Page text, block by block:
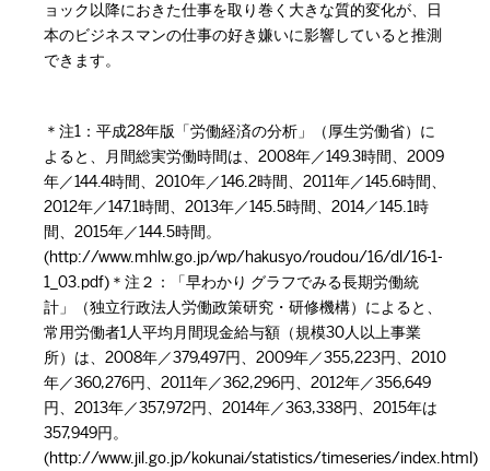
ョック以降におきた仕事を取り巻く大きな質的変化が、日
本のビジネスマンの仕事の好き嫌いに影響していると推測
できます。
＊注1：平成28年版「労働経済の分析」（厚生労働省）に
よると、月間総実労働時間は、2008年／149.3時間、2009
年／144.4時間、2010年／146.2時間、2011年／145.6時間、
2012年／147.1時間、2013年／145.5時間、2014／145.1時
間、2015年／144.5時間。
(http://www.mhlw.go.jp/wp/hakusyo/roudou/16/dl/16-1-
1_03.pdf)＊注２：「早わかり グラフでみる長期労働統
計」（独立行政法人労働政策研究・研修機構）によると、
常用労働者1人平均月間現金給与額（規模30人以上事業
所）は、2008年／379,497円、2009年／355,223円、2010
年／360,276円、2011年／362,296円、2012年／356,649
円、2013年／357,972円、2014年／363,338円、2015年は
357,949円。
(http://www.jil.go.jp/kokunai/statistics/timeseries/index.html)